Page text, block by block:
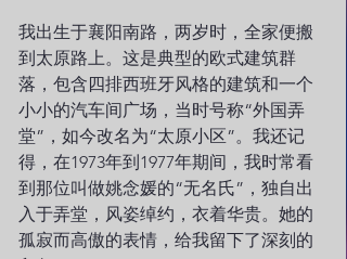
我出生于襄阳南路，两岁时，全家便搬
到太原路上。这是典型的欧式建筑群
落，包含四排西班牙风格的建筑和一个
小小的汽车间广场，当时号称“外国弄
堂”，如今改名为“太原小区”。我还记
得，在1973年到1977年期间，我时常看
到那位叫做姚念媛的“无名氏”，独自出
入于弄堂，风姿绰约，衣着华贵。她的
孤寂而高傲的表情，给我留下了深刻的